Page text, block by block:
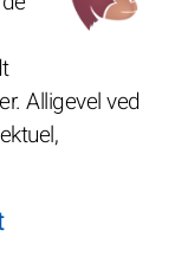
Alligevel ved